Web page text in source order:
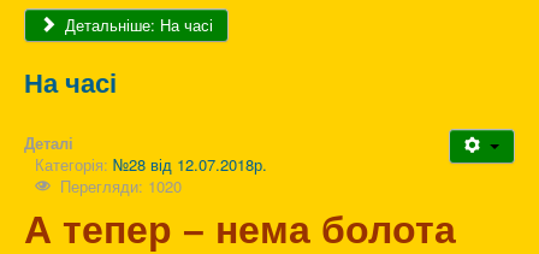
Детальніше: На часі
На часі
Деталі
Категорія: №28 від 12.07.2018р.
Перегляди: 1020
А тепер – нема болота